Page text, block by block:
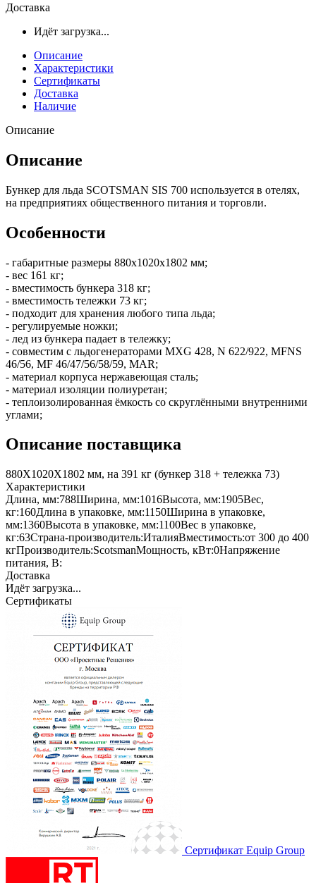
Доставка
Идёт загрузка...
Описание
Характеристики
Сертификаты
Доставка
Наличие
Описание
Описание
Бункер для льда SCOTSMAN SIS 700 используется в отелях,
на предприятиях общественного питания и торговли.
Особенности
- габаритные размеры 880х1020х1802 мм;
- вес 161 кг;
- вместимость бункера 318 кг;
- вместимость тележки 73 кг;
- подходит для хранения любого типа льда;
- регулируемые ножки;
- лед из бункера падает в тележку;
- совместим с льдогенераторами MXG 428, N 622/922, MFNS
46/56, MF 46/47/56/58/59, MAR;
- материал корпуса нержавеющая сталь;
- материал изоляции полиуретан;
- теплоизолированная ёмкость со скруглёнными внутренними
углами;
Описание поставщика
880Х1020Х1802 мм, на 391 кг (бункер 318 + тележка 73)
Характеристики
Длина, мм:788Ширина, мм:1016Высота, мм:1905Вес,
кг:160Длина в упаковке, мм:1150Ширина в упаковке,
мм:1360Высота в упаковке, мм:1100Вес в упаковке,
кг:63Страна-производитель:ИталияВместимость:от 300 до 400
кгПроизводитель:ScotsmanМощность, кВт:0Напряжение
питания, В:
Доставка
Идёт загрузка...
Сертификаты
Сертификат Equip Group